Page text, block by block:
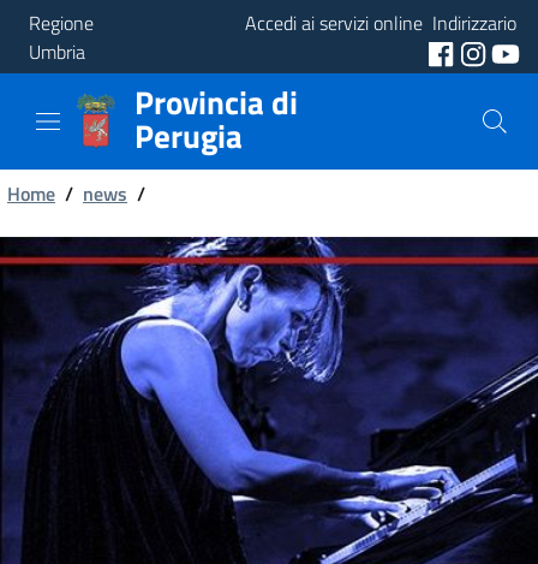
Regione
Umbria
Accedi ai servizi online Indirizzario
Provincia
Aree
Tematiche
Servizi
Provincia di
Perugia
Briciole
di
pane
Home / news /